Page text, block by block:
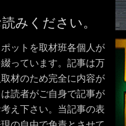
みください。
ットを取材班各個人が
っています。記事は万
材のため完全に内容が
読者がご自身で記事が
え下さい。当記事の表